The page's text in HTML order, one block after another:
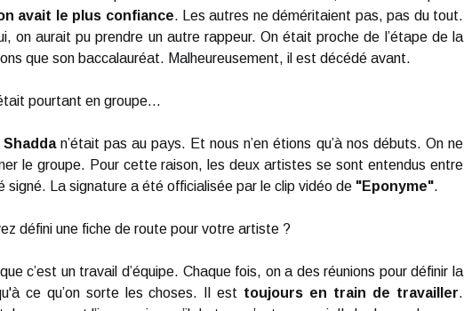
avait le plus confiance. Les autres ne déméritaient pas, pas du tout.
on aurait pu prendre un autre rappeur. On était proche de l’étape de la
que son baccalauréat. Malheureusement, il est décédé avant.
pourtant en groupe...
Shaddan’était pas au pays. Et nous n’en étions qu’à nos débuts. On ne
le groupe. Pour cette raison, les deux artistes se sont entendus entre
signé. La signature a été officialisée par le clip vidéo de "Eponyme".
défini une fiche de route pour votre artiste ?
c’est un travail d’équipe. Chaque fois, on a des réunions pour définir la
ce qu’on sorte les choses. Il est toujours en train de travailler.